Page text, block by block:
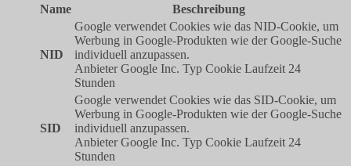
Name
Beschreibung
NID
Google verwendet Cookies wie das NID-Cookie, um
Werbung in Google-Produkten wie der Google-Suche
individuell anzupassen.
Anbieter Google Inc. Typ Cookie Laufzeit 24
Stunden
SID
Google verwendet Cookies wie das SID-Cookie, um
Werbung in Google-Produkten wie der Google-Suche
individuell anzupassen.
Anbieter Google Inc. Typ Cookie Laufzeit 24
Stunden